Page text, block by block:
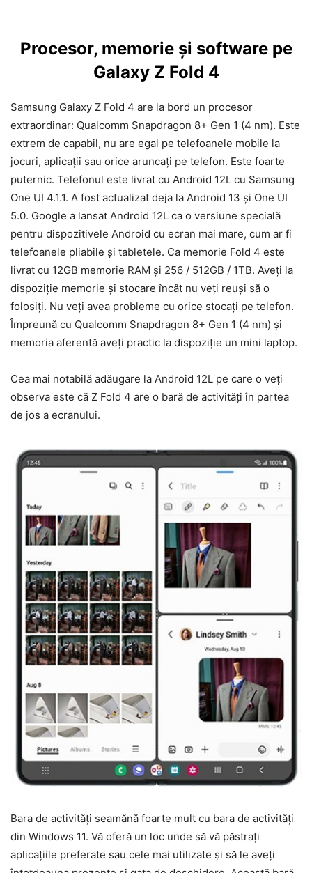
Procesor, memorie și software pe
Galaxy Z Fold 4
Samsung Galaxy Z Fold 4 are la bord un procesor
extraordinar: Qualcomm Snapdragon 8+ Gen 1 (4 nm). Este
extrem de capabil, nu are egal pe telefoanele mobile la
jocuri, aplicații sau orice aruncați pe telefon. Este foarte
puternic. Telefonul este livrat cu Android 12L cu Samsung
One UI 4.1.1. A fost actualizat deja la Android 13 și One UI
5.0. Google a lansat Android 12L ca o versiune specială
pentru dispozitivele Android cu ecran mai mare, cum ar fi
telefoanele pliabile și tabletele. Ca memorie Fold 4 este
livrat cu 12GB memorie RAM și 256 / 512GB / 1TB. Aveți la
dispoziție memorie și stocare încât nu veți reuși să o
folosiți. Nu veți avea probleme cu orice stocați pe telefon.
Împreună cu Qualcomm Snapdragon 8+ Gen 1 (4 nm) și
memoria aferentă aveți practic la dispoziție un mini laptop.
Cea mai notabilă adăugare la Android 12L pe care o veți
observa este că Z Fold 4 are o bară de activități în partea
de jos a ecranului.
Bara de activități seamănă foarte mult cu bara de activități
din Windows 11. Vă oferă un loc unde să vă păstrați
aplicațiile preferate sau cele mai utilizate și să le aveți